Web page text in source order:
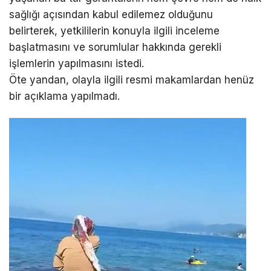
sağlığı açısından kabul edilemez olduğunu
belirterek, yetkililerin konuyla ilgili inceleme
başlatmasını ve sorumlular hakkında gerekli
işlemlerin yapılmasını istedi.
Öte yandan, olayla ilgili resmi makamlardan henüz
bir açıklama yapılmadı.